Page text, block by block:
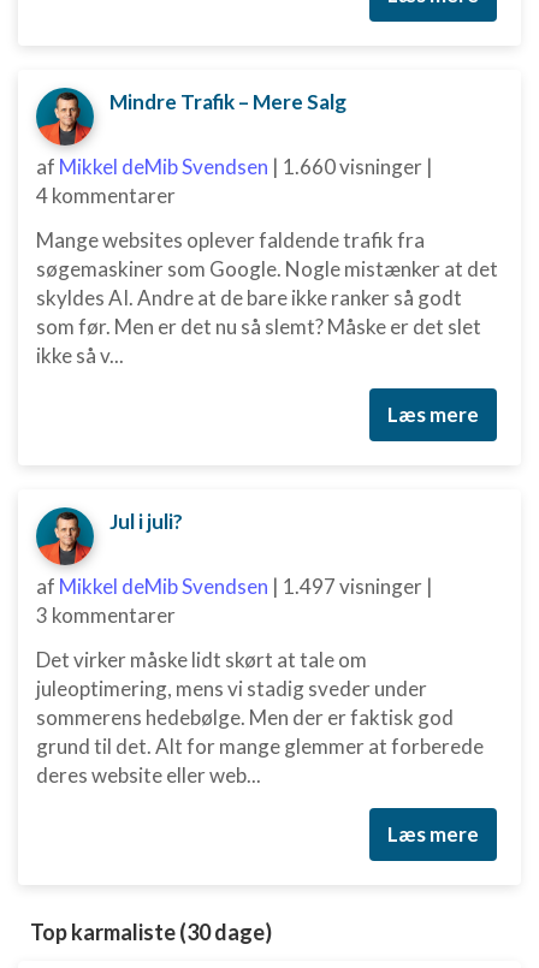
Mindre Trafik – Mere Salg
af Mikkel deMib Svendsen | 1.660 visninger |
4 kommentarer
Mange websites oplever faldende trafik fra
søgemaskiner som Google. Nogle mistænker at det
skyldes AI. Andre at de bare ikke ranker så godt
som før. Men er det nu så slemt? Måske er det slet
ikke så v...
Læs mere
Jul i juli?
af Mikkel deMib Svendsen | 1.497 visninger |
3 kommentarer
Det virker måske lidt skørt at tale om
juleoptimering, mens vi stadig sveder under
sommerens hedebølge. Men der er faktisk god
grund til det. Alt for mange glemmer at forberede
deres website eller web...
Læs mere
Top karmaliste (30 dage)